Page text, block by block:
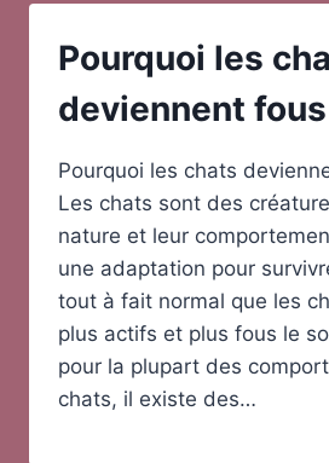
Pourquoi les
deviennent
Pourquoi les chats
Les chats sont des
nature et leur
une adaptation pour
tout à fait normal que les
plus actifs et plus fous le
pour la plupart des
chats, il existe des…